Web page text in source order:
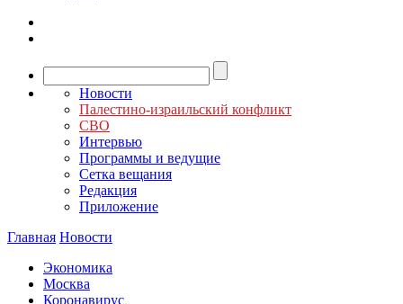
Новости
Палестино-израильский конфликт
СВО
Интервью
Программы и ведущие
Сетка вещания
Редакция
Приложение
Главная Новости
Экономика
Москва
Коронавирус